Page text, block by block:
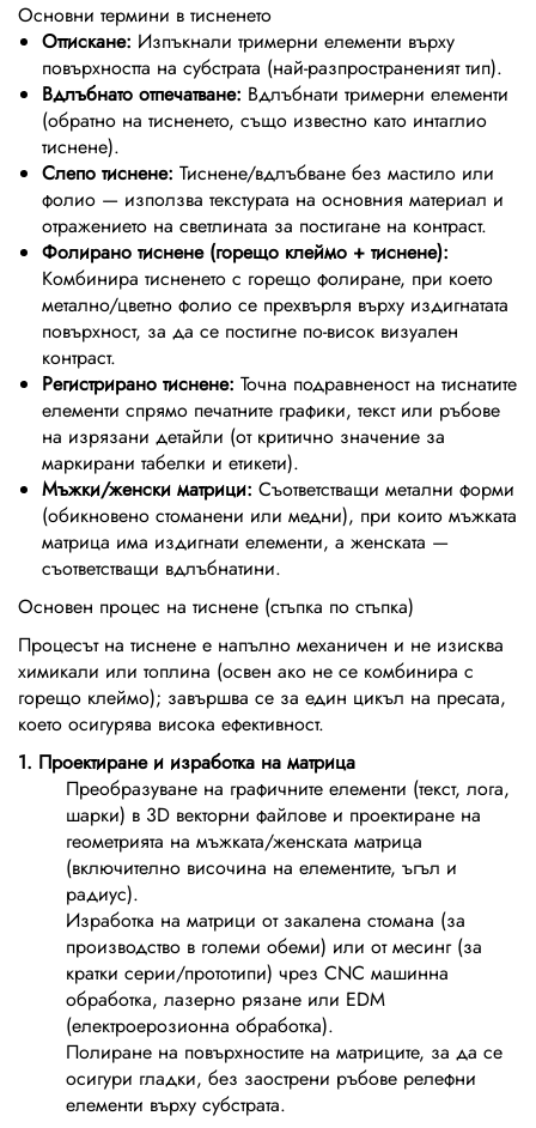
Основни термини в тисненето
Оттискане: Изпъкнали тримерни елементи върху
повърхността на субстрата (най-разпространеният тип).
Вдлъбнато отпечатване: Вдлъбнати тримерни елементи
(обратно на тисненето, също известно като интаглио
тиснене).
Слепо тиснене: Тиснене/вдлъбване без мастило или
фолио — използва текстурата на основния материал и
отражението на светлината за постигане на контраст.
Фолирано тиснене (горещо клеймо + тиснене):
Комбинира тисненето с горещо фолиране, при което
метално/цветно фолио се прехвърля върху издигнатата
повърхност, за да се постигне по-висок визуален
контраст.
Регистрирано тиснене: Точна подравненост на тиснатите
елементи спрямо печатните графики, текст или ръбове
на изрязани детайли (от критично значение за
маркирани табелки и етикети).
Мъжки/женски матрици: Съответстващи метални форми
(обикновено стоманени или медни), при които мъжката
матрица има издигнати елементи, а женската —
съответстващи вдлъбнатини.
Основен процес на тиснене (стъпка по стъпка)
Процесът на тиснене е напълно механичен и не изисква
химикали или топлина (освен ако не се комбинира с
горещо клеймо); завършва се за един цикъл на пресата,
което осигурява висока ефективност.
1. Проектиране и изработка на матрица
Преобразуване на графичните елементи (текст, лога,
шарки) в 3D векторни файлове и проектиране на
геометрията на мъжката/женската матрица
(включително височина на елементите, ъгъл и
радиус).
Изработка на матрици от закалена стомана (за
производство в големи обеми) или от месинг (за
кратки серии/прототипи) чрез CNC машинна
обработка, лазерно рязане или EDM
(електроерозионна обработка).
Полиране на повърхностите на матриците, за да се
осигури гладки, без заострени ръбове релефни
елементи върху субстрата.